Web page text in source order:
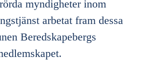
myndigheter inom
arbetat fram dessa
Beredskapebergs